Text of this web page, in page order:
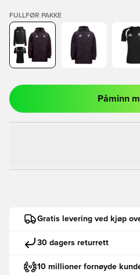
FULLFØR PAKKE
Påminn
Gratis levering ved kjøp
30 dagers returrett
10 millioner fornøyde